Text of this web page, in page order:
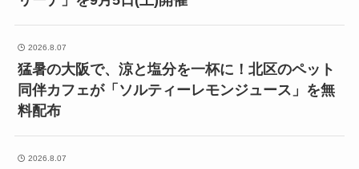
2026.8.07
猛暑の大阪で、涼と塩分を一杯に！北区のペット
同伴カフェが「ソルティーレモンジュース」を無
料配布
2026.8.07